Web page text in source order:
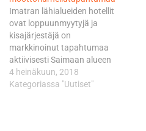
Imatran lähialueiden hotellit
ovat loppuunmyytyjä ja
kisajärjestäjä on
markkinoinut tapahtumaa
aktiivisesti Saimaan alueen
ympäristössä, josta pystyy
tulemaan kisoja katsomaan
4 heinäkuun, 2018
Kategoriassa "Uutiset"